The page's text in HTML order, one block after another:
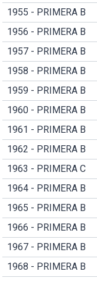
1955 - PRIMERA B
1956 - PRIMERA B
1957 - PRIMERA B
1958 - PRIMERA B
1959 - PRIMERA B
1960 - PRIMERA B
1961 - PRIMERA B
1962 - PRIMERA B
1963 - PRIMERA C
1964 - PRIMERA B
1965 - PRIMERA B
1966 - PRIMERA B
1967 - PRIMERA B
1968 - PRIMERA B